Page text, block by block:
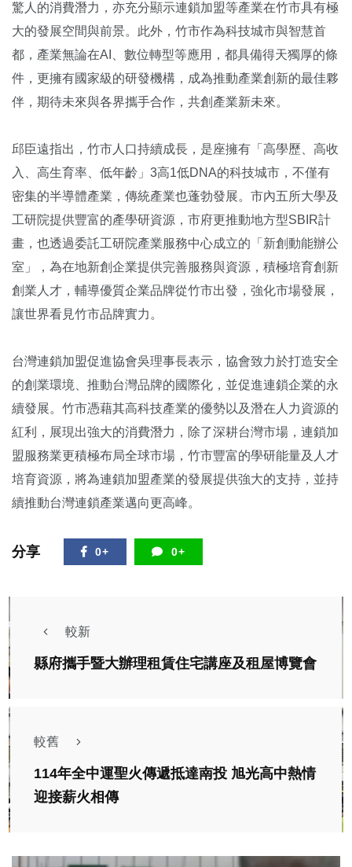
驚人的消費潛力，亦充分顯示連鎖加盟等產業在竹市具有極
大的發展空間與前景。此外，竹市作為科技城市與智慧首
都，產業無論在AI、數位轉型等應用，都具備得天獨厚的條
件，更擁有國家級的研發機構，成為推動產業創新的最佳夥
伴，期待未來與各界攜手合作，共創產業新未來。
邱臣遠指出，竹市人口持續成長，是座擁有「高學歷、高收
入、高生育率、低年齡」3高1低DNA的科技城市，不僅有
密集的半導體產業，傳統產業也蓬勃發展。市內五所大學及
工研院提供豐富的產學研資源，市府更推動地方型SBIR計
畫，也透過委託工研院產業服務中心成立的「新創動能辦公
室」，為在地新創企業提供完善服務與資源，積極培育創新
創業人才，輔導優質企業品牌從竹市出發，強化市場發展，
讓世界看見竹市品牌實力。
台灣連鎖加盟促進協會吳理事長表示，協會致力於打造安全
的創業環境、推動台灣品牌的國際化，並促進連鎖企業的永
續發展。竹市憑藉其高科技產業的優勢以及潛在人力資源的
紅利，展現出強大的消費潛力，除了深耕台灣市場，連鎖加
盟服務業更積極布局全球市場，竹市豐富的學研能量及人才
培育資源，將為連鎖加盟產業的發展提供強大的支持，並持
續推動台灣連鎖產業邁向更高峰。
分享 0+ 0+
較新
縣府攜手暨大辦理租賃住宅講座及租屋博覽會
較舊
114年全中運聖火傳遞抵達南投 旭光高中熱情
迎接薪火相傳